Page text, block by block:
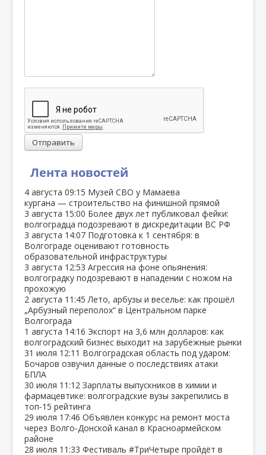
Лента новостей
4 августа 09:15 Музей СВО у Мамаева
кургана — строительство на финишной прямой
3 августа 15:00 Более двух лет публиковал фейки:
волгоградца подозревают в дискредитации ВС РФ
3 августа 14:07 Подготовка к 1 сентября: в
Волгограде оценивают готовность
образовательной инфраструктуры
3 августа 12:53 Агрессия на фоне опьянения:
волгоградку подозревают в нападении с ножом на
прохожую
2 августа 11:45 Лето, арбузы и веселье: как прошёл
„Арбузный переполох“ в Центральном парке
Волгограда
1 августа 14:16 Экспорт на 3,6 млн долларов: как
волгоградский бизнес выходит на зарубежные рынки
31 июля 12:11 Волгоградская область под ударом:
Бочаров озвучил данные о последствиях атаки
БПЛА
30 июля 11:12 Зарплаты выпускников в химии и
фармацевтике: волгоградские вузы закрепились в
топ‑15 рейтинга
29 июля 17:46 Объявлен конкурс на ремонт моста
через Волго‑Донской канал в Красноармейском
районе
28 июля 11:33 Фестиваль #ТриЧетыре пройдёт в
Отправить